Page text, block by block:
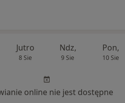
Jutro
8 Sie
Ndz,
9 Sie
Pon,
10 Sie
online nie jest dostępne